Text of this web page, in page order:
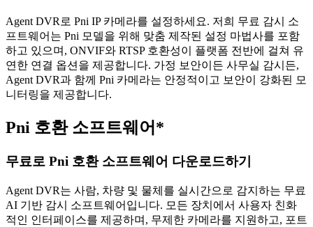
Agent DVR로 Pni IP 카메라를 설정하세요. 저희 무료 감시 소
프트웨어는 Pni 모델을 위해 맞춤 제작된 설정 마법사를 포함
하고 있으며, ONVIF와 RTSP 호환성이 플랫폼 전반에 걸쳐 유
연한 연결 옵션을 제공합니다. 가정 보안이든 사무실 감시든,
Agent DVR과 함께 Pni 카메라는 안정적이고 보안이 강화된 모
니터링을 제공합니다.
Pni 호환 소프트웨어*
무료로 Pni 호환 소프트웨어 다운로드하기
Agent DVR는 사람, 차량 및 물체를 실시간으로 감지하는 무료
AI 기반 감시 소프트웨어입니다. 모든 장치에서 사용자 친화
적인 인터페이스를 제공하며, 무제한 카메라를 지원하고, 포트